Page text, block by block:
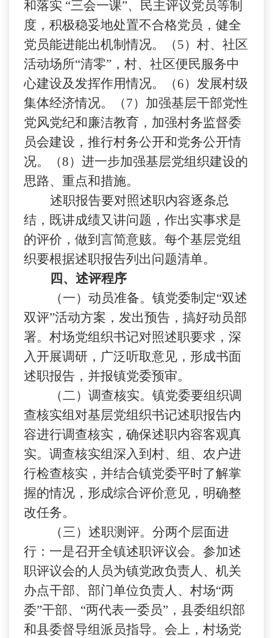
和落实 “三会一课”、民主评议党员等制
度，积极稳妥地处置不合格党员，健全
党员能进能出机制情况。（5）村、社区
活动场所“清零”，村、社区便民服务中
心建设及发挥作用情况。（6）发展村级
集体经济情况。（7）加强基层干部党性
党风党纪和廉洁教育，加强村务监督委
员会建设，推行村务公开和党务公开情
况。（8）进一步加强基层党组织建设的
思路、重点和措施。
述职报告要对照述职内容逐条总
结，既讲成绩又讲问题，作出实事求是
的评价，做到言简意赅。每个基层党组
织要根据述职报告列出问题清单。
四、述评程序
（一）动员准备。镇党委制定“双述
双评”活动方案，发出预告，搞好动员部
署。村场党组织书记对照述职要求，深
入开展调研，广泛听取意见，形成书面
述职报告，并报镇党委预审。
（二）调查核实。镇党委要组织调
查核实组对基层党组织书记述职报告内
容进行调查核实，确保述职内容客观真
实。调查核实组深入到村、组、农户进
行检查核实，并结合镇党委平时了解掌
握的情况，形成综合评价意见，明确整
改任务。
（三）述职测评。分两个层面进
行：一是召开全镇述职评议会。参加述
职评议会的人员为镇党政负责人、机关
办点干部、部门单位负责人、村场“两
委”干部、“两代表一委员”，县委组织部
和县委督导组派员指导。会上，村场党